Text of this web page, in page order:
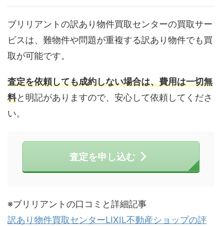
ブリリアントの訳あり物件買取センターの買取サー
ビスは、難物件や問題が重複する訳あり物件でも買
取が可能です。
査定を依頼しても成約しない場合は、費用は一切無
料と明記がありますので、安心して依頼してくださ
い。
査定を申し込む
※ブリリアントの口コミと詳細記事
訳あり物件買取センターLIXIL不動産ショップの評